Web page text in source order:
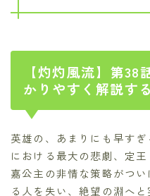
【灼灼風流】第
かりやすく解説する
英雄の、あまりにも早す
における最大の悲劇、定
嘉公主の非情な策略がつ
る人を失い、絶望の淵へ